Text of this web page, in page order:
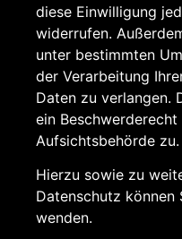
diese Einwilligung
widerrufen.
unter bestimmten
der Verarbeitung
Daten zu verlangen.
ein
Aufsichtsbehörde zu.
Hierzu sowie zu
Datenschutz können
wenden.